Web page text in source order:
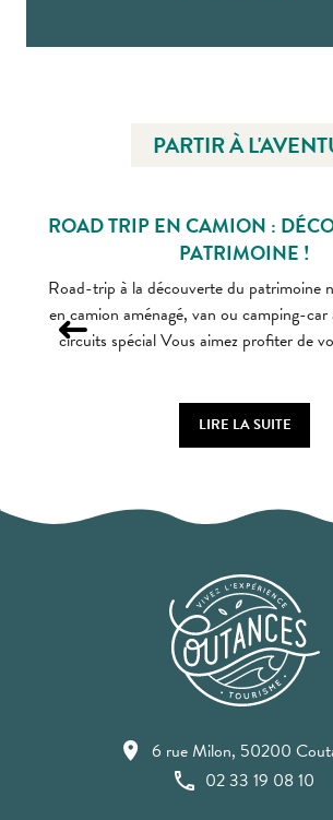
PARTIR À
ROAD TRIP EN CAMION :
PATRIMOINE !
Road-trip à la découverte du patrimoine
en camion aménagé, van ou camping-car
circuits spécial Vous aimez profiter de
LIRE LA SUITE
6 rue Milon, 50200
02 33 19 08 10